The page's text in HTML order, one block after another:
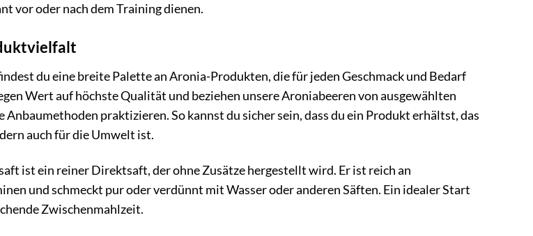
vor oder nach dem Training dienen.
du eine breite Palette an Aronia-Produkten, die für jeden Geschmack und Bedarf
Wert auf höchste Qualität und beziehen unsere Aroniabeeren von ausgewählten
praktizieren. So kannst du sicher sein, dass du ein Produkt erhältst, das
auch für die Umwelt ist.
ist ein reiner Direktsaft, der ohne Zusätze hergestellt wird. Er ist reich an
und schmeckt pur oder verdünnt mit Wasser oder anderen Säften. Ein idealer Start
Zwischenmahlzeit.